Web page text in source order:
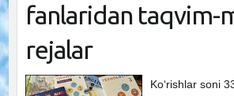
fanlaridan taqvim-
rejalar
Ko‘rishlar soni